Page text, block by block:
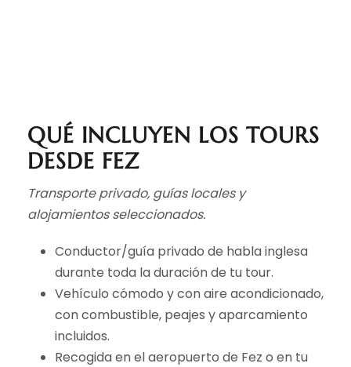
QUÉ INCLUYEN LOS TOURS
DESDE FEZ
Transporte privado, guías locales y
alojamientos seleccionados.
Conductor/guía privado de habla inglesa
durante toda la duración de tu tour.
Vehículo cómodo y con aire acondicionado,
con combustible, peajes y aparcamiento
incluidos.
Recogida en el aeropuerto de Fez o en tu